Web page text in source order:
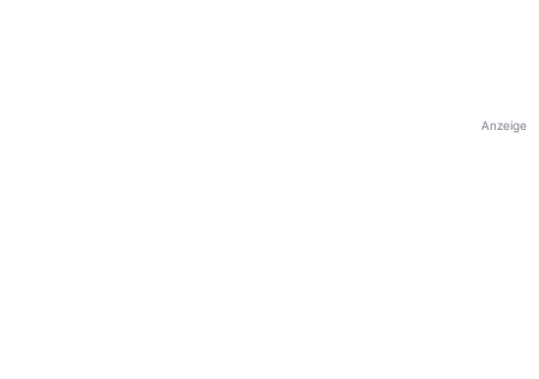
Anzeige